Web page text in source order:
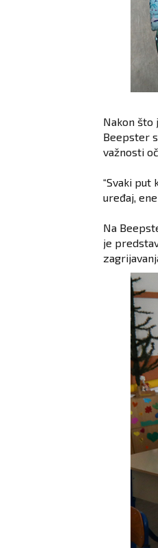
Nakon što
Beepster
važnosti
“Svaki
uređaj,
Na
je